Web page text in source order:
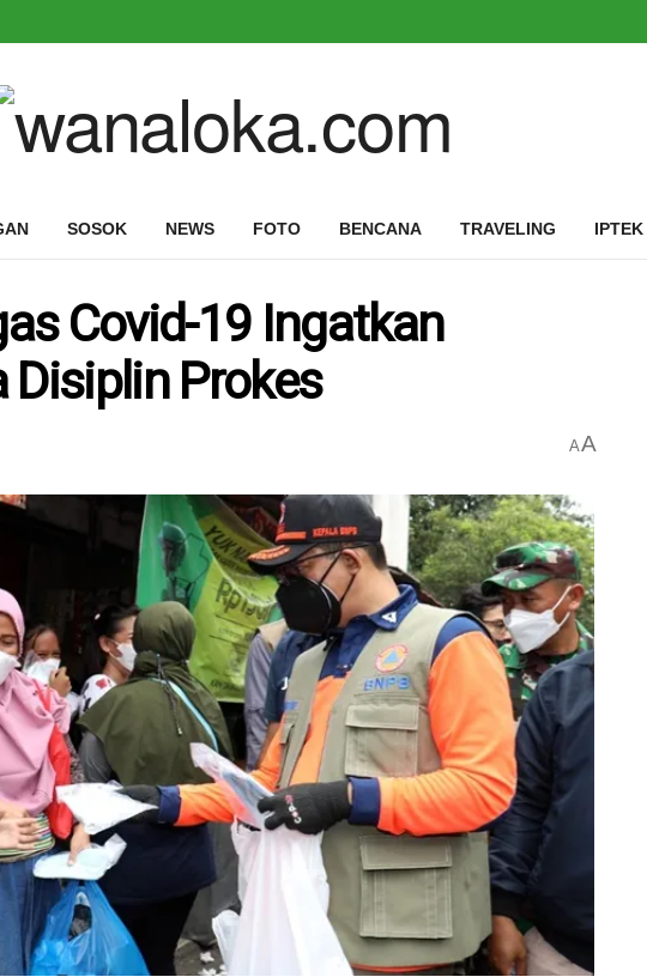
SOSOK NEWS FOTO BENCANA TRAVELING IPTEK
Covid-19 Ingatkan
Disiplin Prokes
AA